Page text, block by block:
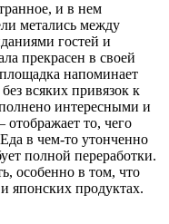
и в нем
метались между
гостей и
прекрасен в своей
напоминает
всяких привязок к
интересными и
то, чего
в чем-то утонченно
полной переработки.
особенно в том, что
японских продуктах.